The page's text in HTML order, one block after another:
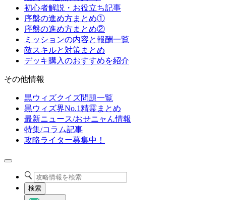
初心者解説・お役立ち記事
序盤の進め方まとめ①
序盤の進め方まとめ②
ミッションの内容と報酬一覧
敵スキルと対策まとめ
デッキ購入のおすすめを紹介
その他情報
黒ウィズクイズ問題一覧
黒ウィズ界No.1精霊まとめ
最新ニュース/おせニャん情報
特集/コラム記事
攻略ライター募集中！
検索